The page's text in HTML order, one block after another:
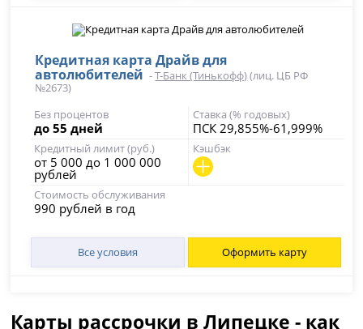
Кредитная карта Драйв для
автолюбителей -Т-Банк (Тинькофф)(лиц. ЦБ РФ
№2673)
Без процентов
до 55 дней
Ставка (% годовых)
ПСК 29,855%-61,999%
Кредитный лимит (руб.)
от 5 000 до 1 000 000
рублей
Кэшбэк
Стоимость обслуживания
990 рублей в год
Все условия Оформить карту
Карты рассрочки в Липецке - как